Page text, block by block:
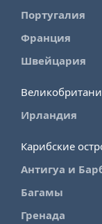
Португалия
Франция
Швейцария
Ирландия
Карибские
Антигуа и
Багамы
Гренада